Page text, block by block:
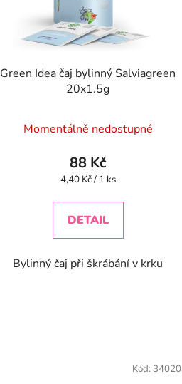
Green Idea čaj bylinný Salviagreen
20x1.5g
Momentálně nedostupné
88 Kč
Měrná
4,40 Kč / 1 ks
DETAIL
Bylinný čaj při škrábání v krku
Kód: 34020